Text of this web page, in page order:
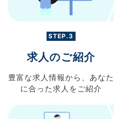
STEP.3
求人のご紹介
豊富な求人情報から、 あなた
に合った求人を ご紹介